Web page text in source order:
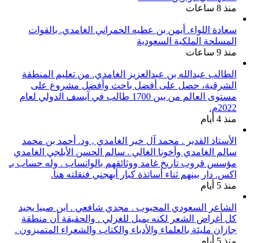
منذ 8 ساعات
سعادة اللواء. أيمن بن عطيه الحمراني الغامدي. بالقوات
المسلحة الملكية السعودية
منذ 9 ساعات
الطالب عبدالله بن عبدالعزيز الغامدي. من تعليم المنطقة
الشرقية، حصل على أفضل باحث وأفضل مشروع على
مستوى العالم من بين 1700 طالب في آيسف الدولي لعام
2022م.
منذ 4 أيام
الأستاذ القدير . محمد آل خير الغامدي , ود. أحمد بن محمد
سالم الغامدي وأخونا الغالي . سالم الحسن الأبلجي الغامدي
مؤسس قروب تاريخ غامد ووثائقهم بالواتساب . وله حساب بـ
اكس. دار بينهم ثناء أساتذة كبار أبهجني فنقلته هنا.
منذ 5 أيام
الشاعر السعودي المحبوب . مجدي شافعي . ابن صبيا يجيد
كل أغراض الشعر لكنه يميل للغزلي . والحقيقة أن منطقة
جازان مليئة بالعلماء والأدباء والكتاب والشعراء المتميزون .
منذ 5 أيام